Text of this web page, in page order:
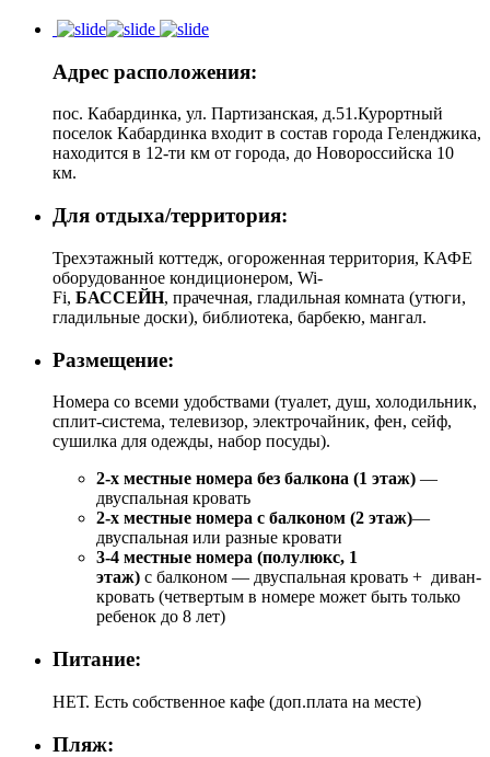
Адрес расположения:
пос. Кабардинка, ул. Партизанская, д.51.Курортный
поселок Кабардинка входит в состав города Геленджика,
находится в 12-ти км от города, до Новороссийска 10
км.
Для отдыха/территория:
Трехэтажный коттедж, огороженная территория, КАФЕ
оборудованное кондиционером, Wi-
Fi, БАССЕЙН, прачечная, гладильная комната (утюги,
гладильные доски), библиотека, барбекю, мангал.
Размещение:
Номера со всеми удобствами (туалет, душ, холодильник,
сплит-система, телевизор, электрочайник, фен, сейф,
сушилка для одежды, набор посуды).
2-х местные номера без балкона (1 этаж) —
двуспальная кровать
2-х местные номера с балконом (2 этаж)—
двуспальная или разные кровати
3-4 местные номера (полулюкс, 1
этаж) с балконом — двуспальная кровать + диван-
кровать (четвертым в номере может быть только
ребенок до 8 лет)
Питание:
НЕТ. Есть собственное кафе (доп.плата на месте)
Пляж: